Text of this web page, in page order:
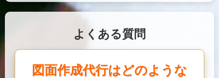
よくある質問
図面作成代行はどのような